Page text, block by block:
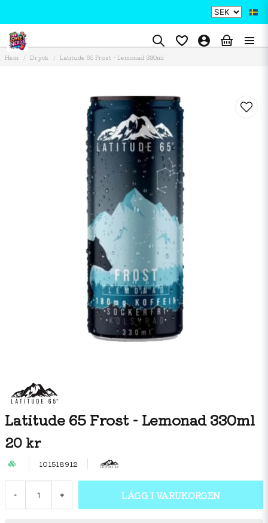
Hem Dryck Latitude 65 Frost - Lemonad 330ml
Latitude 65 Frost - Lemonad 330ml
20 kr
101518912
- + LÄGG I VARUKORGEN